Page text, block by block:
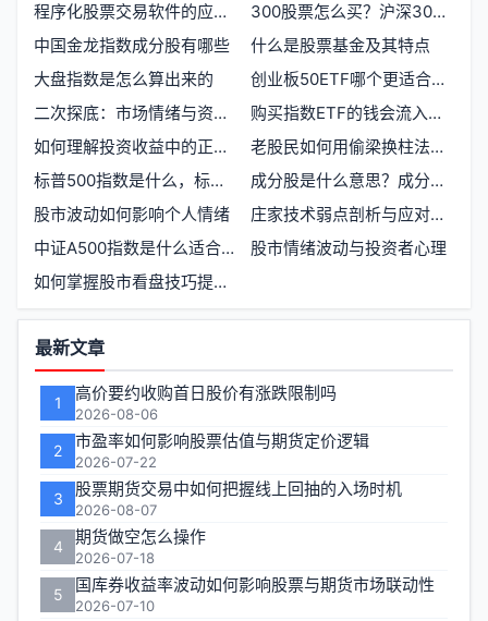
程序化股票交易软件的应用与优化
300股票怎么买？沪深300成分股购买条件全解析
中国金龙指数成分股有哪些
什么是股票基金及其特点
大盘指数是怎么算出来的
创业板50ETF哪个更适合作为量化交易核心标的
二次探底：市场情绪与资金流动的无声博弈
购买指数ETF的钱会流入股票市场吗
如何理解投资收益中的正负波动
老股民如何用偷梁换柱法隐藏真实交易意图
标普500指数是什么，标普500指数有什么用
成分股是什么意思？成分股有什么作用？
股市波动如何影响个人情绪
庄家技术弱点剖析与应对策略
中证A500指数是什么适合长期投资吗
股市情绪波动与投资者心理
如何掌握股市看盘技巧提升实战能力
功
能
区
最新文章
1 高价要约收购首日股价有涨跌限制吗
2026-08-06
2 市盈率如何影响股票估值与期货定价逻辑
2026-07-22
3 股票期货交易中如何把握线上回抽的入场时机
2026-08-07
4 期货做空怎么操作
2026-07-18
5 国库券收益率波动如何影响股票与期货市场联动性
2026-07-10